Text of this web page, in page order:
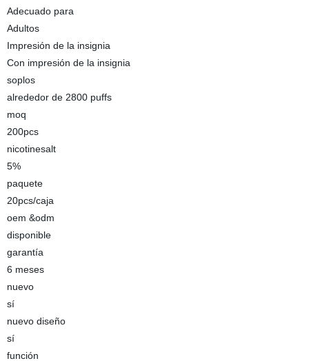
Adecuado para
Adultos
Impresión de la insignia
Con impresión de la insignia
soplos
alrededor de 2800 puffs
moq
200pcs
nicotinesalt
5%
paquete
20pcs/caja
oem &odm
disponible
garantía
6 meses
nuevo
sí
nuevo diseño
sí
función